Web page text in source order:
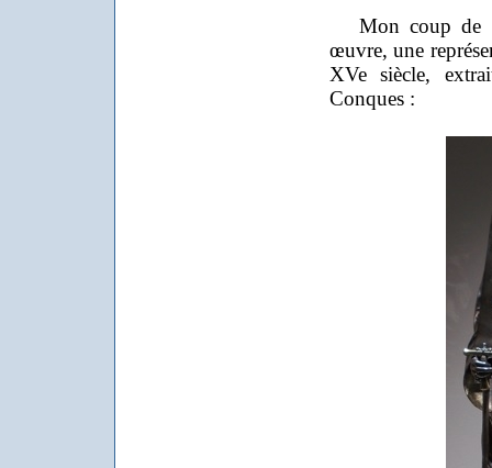
Mon coup de
œuvre, une
XVe siècle,
Conques :